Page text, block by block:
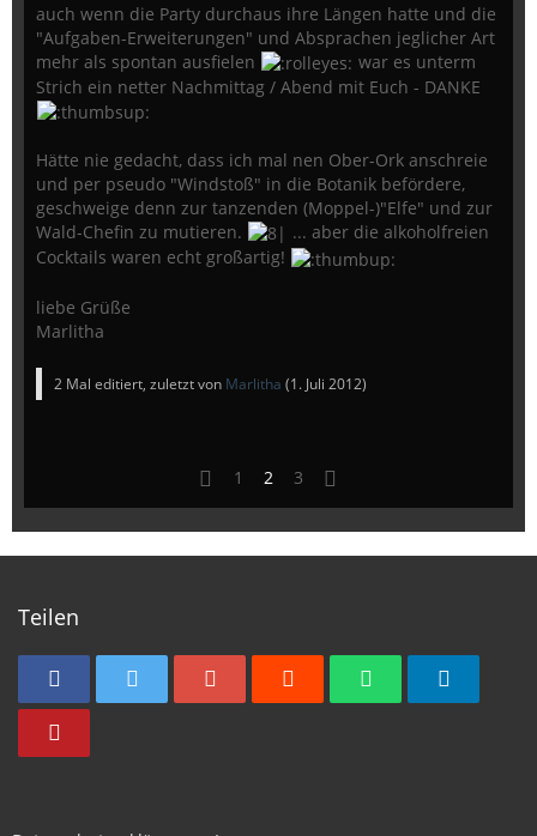
auch wenn die Party durchaus ihre Längen hatte und die
"Aufgaben-Erweiterungen" und Absprachen jeglicher Art
mehr als spontan ausfielen
war es unterm
Strich ein netter Nachmittag / Abend mit Euch - DANKE
Hätte nie gedacht, dass ich mal nen Ober-Ork anschreie
und per pseudo "Windstoß" in die Botanik befördere,
geschweige denn zur tanzenden (Moppel-)"Elfe" und zur
Wald-Chefin zu mutieren.
... aber die alkoholfreien
Cocktails waren echt großartig!
liebe Grüße
Marlitha
2 Mal editiert, zuletzt von Marlitha (1. Juli 2012)
1 2 3
Teilen